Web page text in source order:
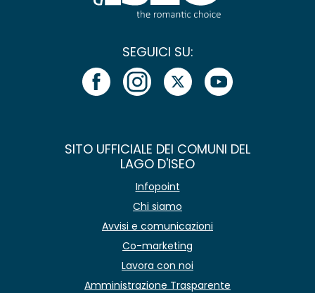
SEGUICI SU:
SITO UFFICIALE DEI COMUNI DEL
LAGO D'ISEO
Infopoint
Chi siamo
Avvisi e comunicazioni
Co-marketing
Lavora con noi
Amministrazione Trasparente